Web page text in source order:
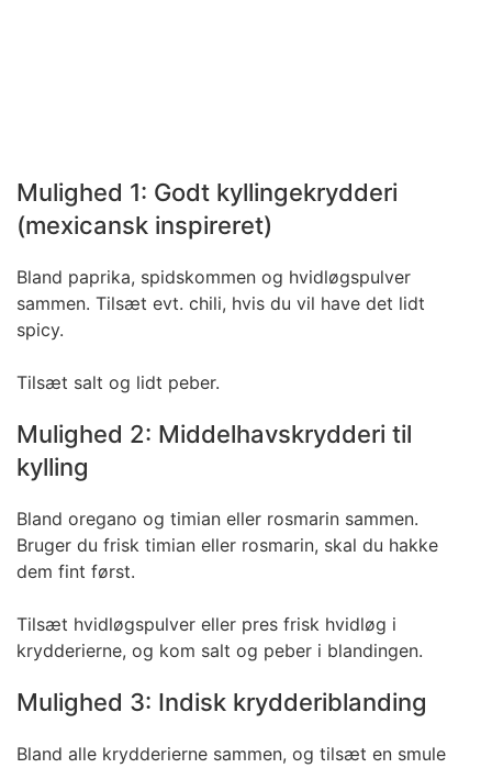
Mulighed 1: Godt kyllingekrydderi
(mexicansk inspireret)
Bland paprika, spidskommen og hvidløgspulver
sammen. Tilsæt evt. chili, hvis du vil have det lidt
spicy.
Tilsæt salt og lidt peber.
Mulighed 2: Middelhavskrydderi til
kylling
Bland oregano og timian eller rosmarin sammen.
Bruger du frisk timian eller rosmarin, skal du hakke
dem fint først.
Tilsæt hvidløgspulver eller pres frisk hvidløg i
krydderierne, og kom salt og peber i blandingen.
Mulighed 3: Indisk krydderiblanding
Bland alle krydderierne sammen, og tilsæt en smule